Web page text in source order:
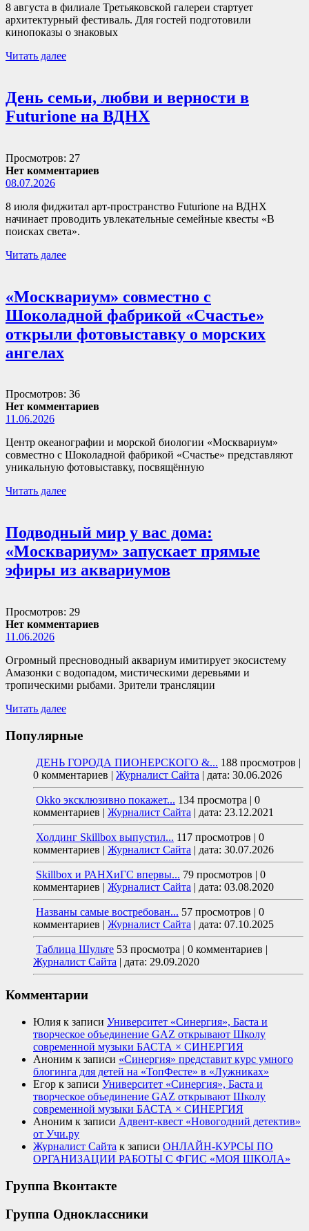
8 августа в филиале Третьяковской галереи стартует
архитектурный фестиваль. Для гостей подготовили
кинопоказы о знаковых
Читать далее
День семьи, любви и верности в
Futurione на ВДНХ
Просмотров: 27
Нет комментариев
08.07.2026
8 июля фиджитал арт-пространство Futurione на ВДНХ
начинает проводить увлекательные семейные квесты «В
поисках света».
Читать далее
«Москвариум» совместно с
Шоколадной фабрикой «Счастье»
открыли фотовыставку о морских
ангелах
Просмотров: 36
Нет комментариев
11.06.2026
Центр океанографии и морской биологии «Москвариум»
совместно с Шоколадной фабрикой «Счастье» представляют
уникальную фотовыставку, посвящённую
Читать далее
Подводный мир у вас дома:
«Москвариум» запускает прямые
эфиры из аквариумов
Просмотров: 29
Нет комментариев
11.06.2026
Огромный пресноводный аквариум имитирует экосистему
Амазонки с водопадом, мистическими деревьями и
тропическими рыбами. Зрители трансляции
Читать далее
Популярные
ДЕНЬ ГОРОДА ПИОНЕРСКОГО &... 188 просмотров |
0 комментариев | Журналист Сайта | дата: 30.06.2026
Okko эксклюзивно покажет... 134 просмотра | 0
комментариев | Журналист Сайта | дата: 23.12.2021
Холдинг Skillbox выпустил... 117 просмотров | 0
комментариев | Журналист Сайта | дата: 30.07.2026
Skillbox и РАНХиГС впервы... 79 просмотров | 0
комментариев | Журналист Сайта | дата: 03.08.2020
Названы самые востребован... 57 просмотров | 0
комментариев | Журналист Сайта | дата: 07.10.2025
Таблица Шульте 53 просмотра | 0 комментариев |
Журналист Сайта | дата: 29.09.2020
Комментарии
Юлия к записи Университет «Синергия», Баста и
творческое объединение GAZ открывают Школу
современной музыки БАСТА × СИНЕРГИЯ
Аноним к записи «Синергия» представит курс умного
блогинга для детей на «ТопФесте» в «Лужниках»
Егор к записи Университет «Синергия», Баста и
творческое объединение GAZ открывают Школу
современной музыки БАСТА × СИНЕРГИЯ
Аноним к записи Адвент-квест «Новогодний детектив»
от Учи.ру
Журналист Сайта к записи ОНЛАЙН-КУРСЫ ПО
ОРГАНИЗАЦИИ РАБОТЫ С ФГИС «МОЯ ШКОЛА»
Группа Вконтакте
Группа Одноклассники